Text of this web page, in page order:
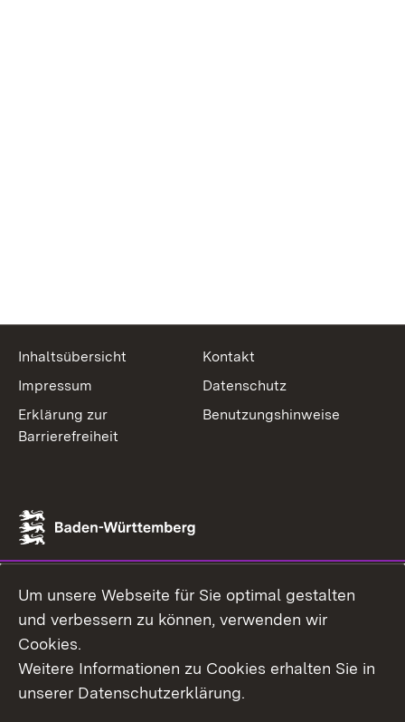
Inhaltsübersicht
Kontakt
Impressum
Datenschutz
Erklärung zur
Barrierefreiheit
Benutzungshinweise
Um unsere Webseite für Sie optimal gestalten
und verbessern zu können, verwenden wir
Cookies.
Weitere Informationen zu Cookies erhalten Sie in
unserer Datenschutzerklärung.